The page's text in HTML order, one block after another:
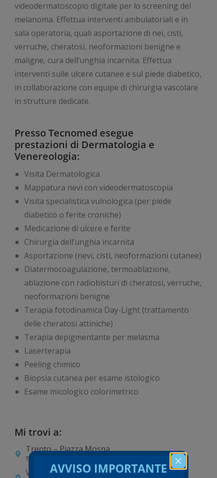
videodermatoscopio digitale per lo screening del
melanoma. Effettua interventi ambulatoriali e in
sala operatoria, quali asportazione di nei, cisti,
verruche, cheratosi, neoformazioni benigne e
maligne, cura dell’unghia incarnita. Effettua
interventi sulle ulcere cutanee e sul piede diabetico,
in collaborazione con equipe di chirurgia vascolare
in strutture dedicate.
Presso Tecnomed esegue
prestazioni di Dermatologia e
Venereologia:
Visita Dermatologica
Mappatura nevi con videodermatoscopia
Visita specialistica vulnologica (per piede
diabetico o ferite croniche)
Medicazione di ulcere e ferite
Chirurgia dell’unghia incarnita
Asportazione (nevi, cisti, neoformazioni cutanee)
Diatermocoagulazione, termoablazione,
ablazione con radiobisturi di cheratosi, verruche,
neoformazioni benigne
Terapia fotodinamica Day-Light (trattamento
delle cheratosi attiniche)
Terapia depigmentante per melasma
Laserterapia
Peeling chimico
Biopsia cutanea per esame istologico
Esame micologico colorimetrico
Mi trovi a:
Trento – Piazza Mosna
Tecnomed Srl
Verona – ZAIAVVISO IMPORTANTE